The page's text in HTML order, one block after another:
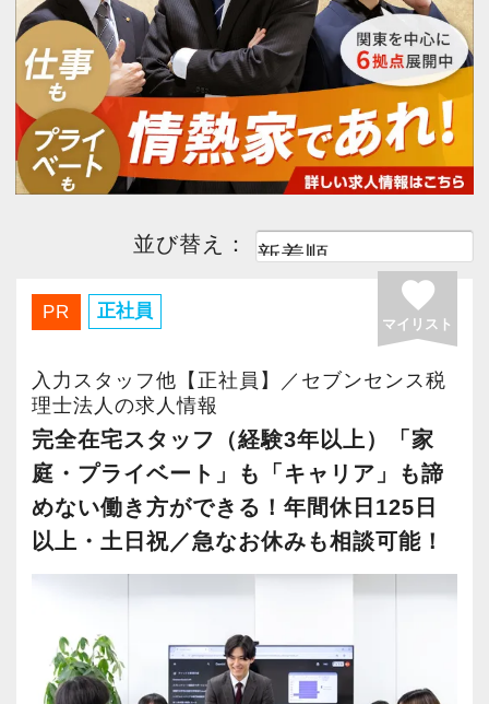
PC版サイトを見る
採用ご担当者様
並び替え：
PR 正社員 favorite
マイリスト
入力スタッフ他【正社員】／セブンセンス税
理士法人の求人情報
完全在宅スタッフ（経験3年以上）「家
庭・プライベート」も「キャリア」も諦
めない働き方ができる！年間休日125日
以上・土日祝／急なお休みも相談可能！